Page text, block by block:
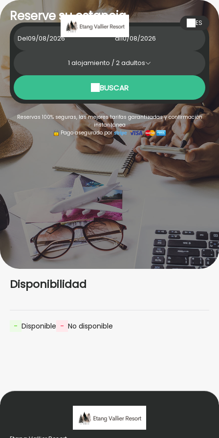
ES
Reserve su estancia
Del al
1 alojamiento /2adultos
BUSCAR
Reservas 100% seguras, las mejores tarifas garantizadas y confirmación
instantánea
Pago asegurado por
Disponibilidad
- Disponible - No disponible